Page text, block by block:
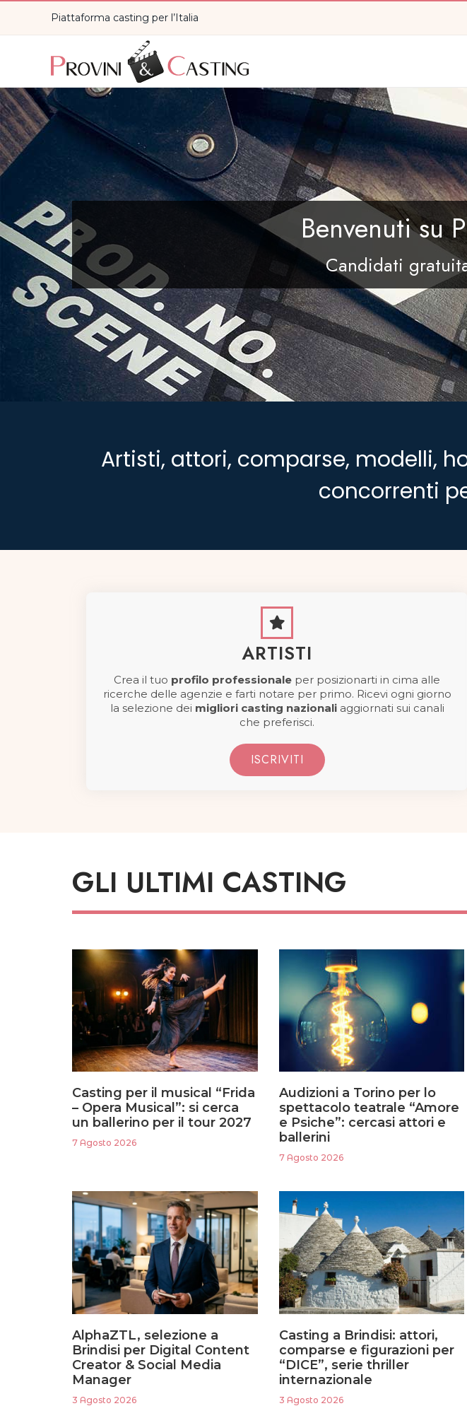
Piattaforma casting per l’Italia
Benvenuti su
Candidati
Artisti, attori, comparse, modelli,
concorrenti
ARTISTI
Crea il tuo profilo professionale per posizionarti in cima alle
ricerche delle agenzie e farti notare per primo. Ricevi ogni giorno
la selezione dei migliori casting nazionaliaggiornati sui canali
che preferisci.
ISCRIVITI
GLI ULTIMI CASTING
Casting per il musical “Frida
– Opera Musical”: si cerca
un ballerino per il tour 2027
7 Agosto 2026
Audizioni a Torino per lo
spettacolo teatrale “Amore
e Psiche”: cercasi attori e
ballerini
7 Agosto 2026
AlphaZTL, selezione a
Brindisi per Digital Content
Creator & Social Media
Manager
3 Agosto 2026
Casting a Brindisi: attori,
comparse e figurazioni per
“DICE”, serie thriller
internazionale
3 Agosto 2026